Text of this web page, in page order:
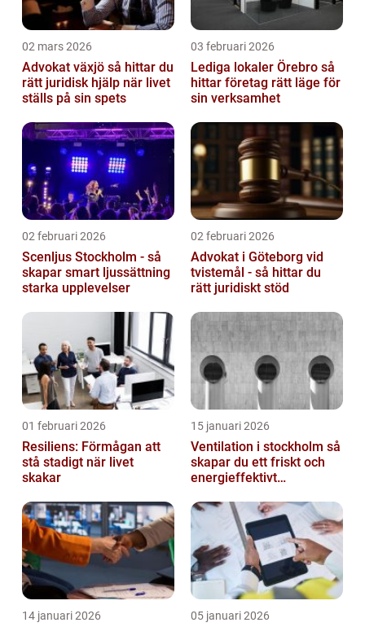
02 mars 2026
Advokat växjö så hittar du
rätt juridisk hjälp när livet
ställs på sin spets
03 februari 2026
Lediga lokaler Örebro så
hittar företag rätt läge för
sin verksamhet
02 februari 2026
Scenljus Stockholm - så
skapar smart ljussättning
starka upplevelser
02 februari 2026
Advokat i Göteborg vid
tvistemål - så hittar du
rätt juridiskt stöd
01 februari 2026
Resiliens: Förmågan att
stå stadigt när livet
skakar
15 januari 2026
Ventilation i stockholm så
skapar du ett friskt och
energieffektivt
14 januari 2026 05 januari 2026